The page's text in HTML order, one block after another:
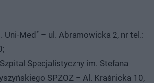
Uni-Med” – ul. Abramowicka 2, nr tel.:
Specjalistyczny im. Stefana
SPZOZ – Al. Kraśnicka 10,